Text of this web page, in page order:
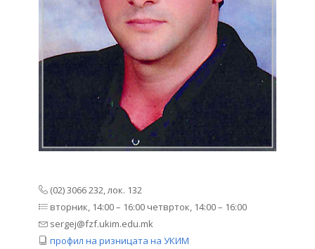
(02) 3066 232, лок. 132
вторник, 14:00 – 16:00 четврток, 14:00 – 16:00
sergej@fzf.ukim.edu.mk
профил на ризницата на УКИМ